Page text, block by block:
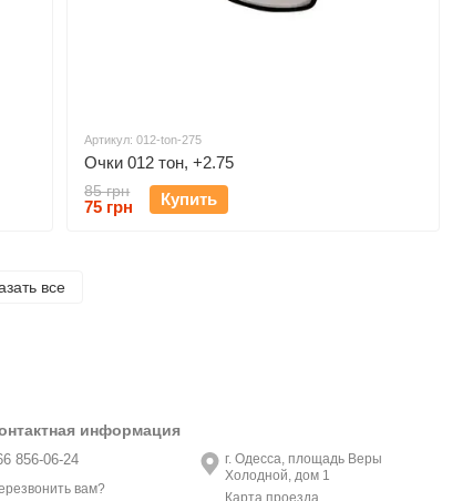
Артикул: 012-ton-275
Очки 012 тон, +2.75
85 грн
75 грн Купить
все
информация
856-06-24
вам?
г. Одесса, площадь Веры
Холодной, дом 1
Карта проезда